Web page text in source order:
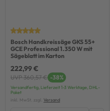
Bosch Handkreissäge GKS 55+
GCE Professional 1.350 W mit
Sägeblatt im Karton
222,99 €
UVP 360,57 € -38%
Versandfertig, Lieferzeit 1-3 Werktage, DHL-
Paket
inkl. MwSt. zzgl. Versand